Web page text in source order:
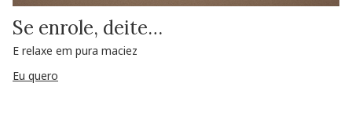
Se enrole, deite…
E relaxe em pura maciez
Eu quero